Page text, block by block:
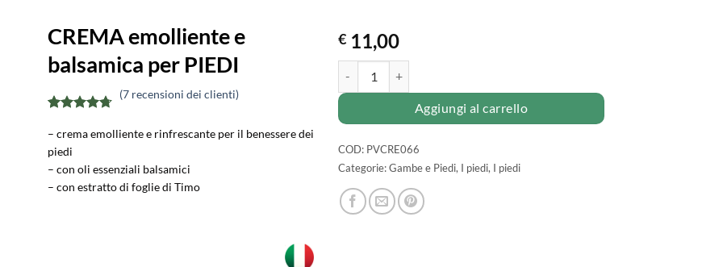
CREMA emolliente e
balsamica per PIEDI
4.71su 5
su base di
recensioni
(7recensioni dei clienti)
– crema emolliente e rinfrescante per il benessere dei
piedi
– con oli essenziali balsamici
– con estratto di foglie di Timo
€ 11,00
Aggiungi al carrello
COD: PVCRE066
Categorie:Gambe e Piedi, I piedi, I piedi